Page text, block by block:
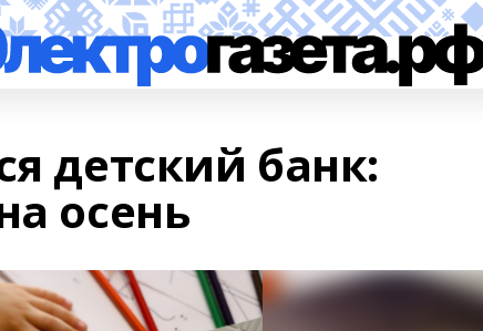
детский банк:
осень